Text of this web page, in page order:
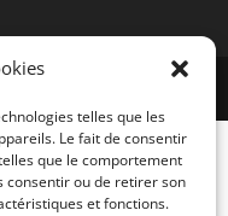
telles que les
Le fait de consentir
que le comportement
consentir ou de retirer son
et fonctions.